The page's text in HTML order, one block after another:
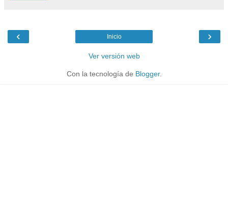
‹ ›
Inicio
Ver versión web
Con la tecnología de Blogger.